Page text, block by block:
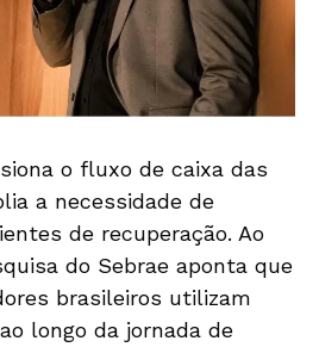
o fluxo de caixa das
a necessidade de
de recuperação. Ao
do Sebrae aponta que
brasileiros utilizam
longo da jornada de